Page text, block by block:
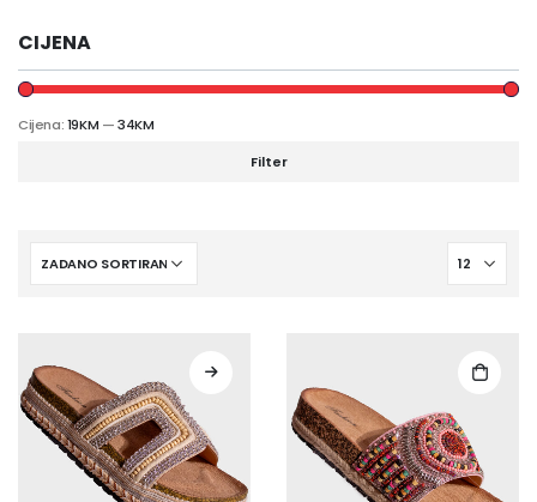
CIJENA
Filter
Cijena:19KM —34KM
product
has
multiple
variants.